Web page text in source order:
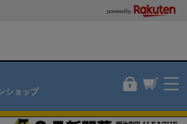
powered by
ショップ